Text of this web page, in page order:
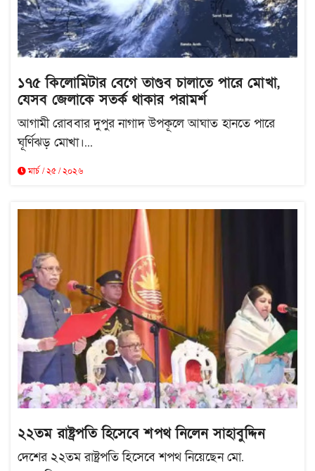
১৭৫ কিলোমিটার বেগে তাণ্ডব চালাতে পারে মোখা,
যেসব জেলাকে সতর্ক থাকার পরামর্শ
আগামী রোববার দুপুর নাগাদ উপকূলে আঘাত হানতে পারে
ঘূর্ণিঝড় মোখা।...
মার্চ / ২৫ / ২০২৬
২২তম রাষ্ট্রপতি হিসেবে শপথ নিলেন সাহাবুদ্দিন
দেশের ২২তম রাষ্ট্রপতি হিসেবে শপথ নিয়েছেন মো.